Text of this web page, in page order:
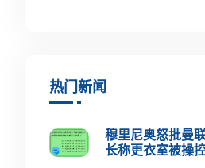
热门新闻
穆里尼奥怒批曼
长称更衣室被操